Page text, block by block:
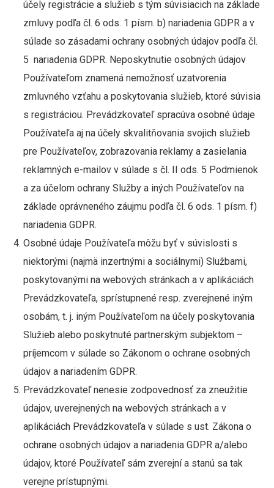
účely registrácie a služieb s tým súvisiacich na základe
zmluvy podľa čl. 6 ods. 1 písm. b) nariadenia GDPR a v
súlade so zásadami ochrany osobných údajov podľa čl.
5 nariadenia GDPR. Neposkytnutie osobných údajov
Používateľom znamená nemožnosť uzatvorenia
zmluvného vzťahu a poskytovania služieb, ktoré súvisia
s registráciou. Prevádzkovateľ spracúva osobné údaje
Používateľa aj na účely skvalitňovania svojich služieb
pre Používateľov, zobrazovania reklamy a zasielania
reklamných e-mailov v súlade s čl. II ods. 5 Podmienok
a za účelom ochrany Služby a iných Používateľov na
základe oprávneného záujmu podľa čl. 6 ods. 1 písm. f)
nariadenia GDPR.
Osobné údaje Používateľa môžu byť v súvislosti s
niektorými (najmä inzertnými a sociálnymi) Službami,
poskytovanými na webových stránkach a v aplikáciách
Prevádzkovateľa, sprístupnené resp. zverejnené iným
osobám, t. j. iným Používateľom na účely poskytovania
Služieb alebo poskytnuté partnerským subjektom –
príjemcom v súlade so Zákonom o ochrane osobných
údajov a nariadením GDPR.
Prevádzkovateľ nenesie zodpovednosť za zneužitie
údajov, uverejnených na webových stránkach a v
aplikáciách Prevádzkovateľa v súlade s ust. Zákona o
ochrane osobných údajov a nariadenia GDPR a/alebo
údajov, ktoré Používateľ sám zverejní a stanú sa tak
verejne prístupnými.